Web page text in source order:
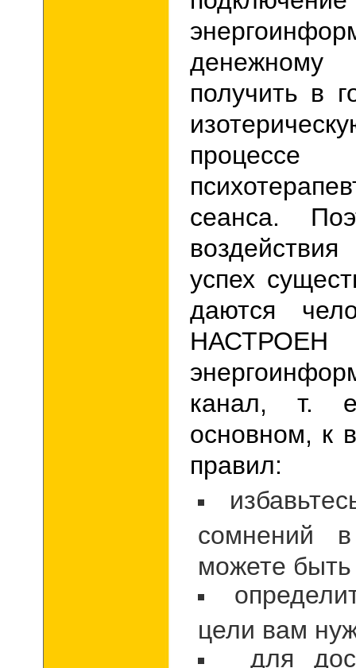
денежному
получить в
процессе
сеанса.
успех
даются
канал, т.
основном, к
правил:
сомнений
можете
цели вам
для